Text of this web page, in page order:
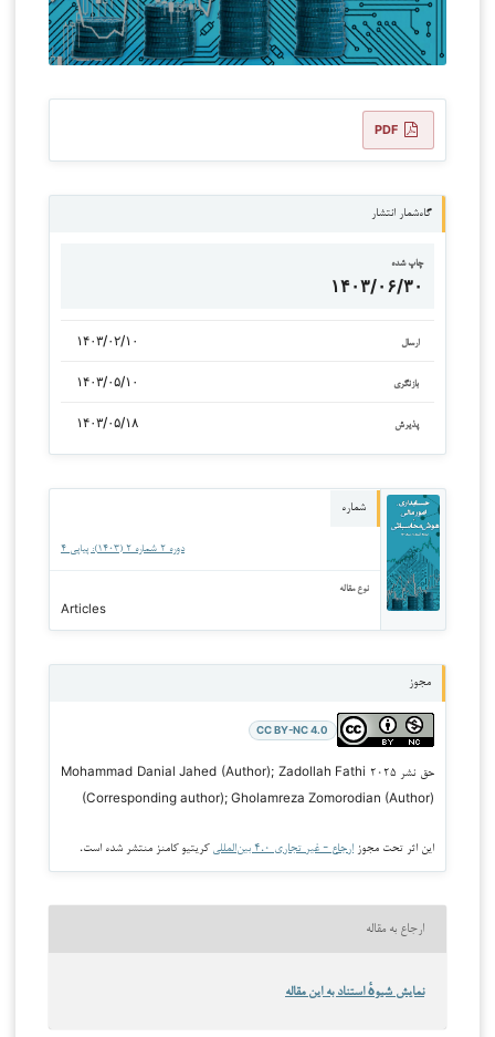
PDF
گاه‌شمار انتشار
چاپ شده
۱۴۰۳/۰۶/۳۰
ارسال ۱۴۰۳/۰۲/۱۰
بازنگری ۱۴۰۳/۰۵/۱۰
پذیرش ۱۴۰۳/۰۵/۱۸
شماره
دوره ۲ شماره ۲ (۱۴۰۳): پیاپی ۴
نوع مقاله
Articles
مجوز
CC BY-NC 4.0
حق نشر ۲۰۲۵ Mohammad Danial Jahed (Author); Zadollah Fathi
(Corresponding author); Gholamreza Zomorodian (Author)
این اثر تحت مجوز ارجاع - غیر تجاری ۴.۰ بین‌المللی کریتیو کامنز منتشر شده است.
ارجاع به مقاله
نمایش شیوهٔ استناد به این مقاله